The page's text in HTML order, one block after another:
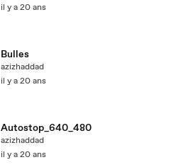
il y a 20 ans
Bulles
azizhaddad
il y a 20 ans
Autostop_640_480
azizhaddad
il y a 20 ans